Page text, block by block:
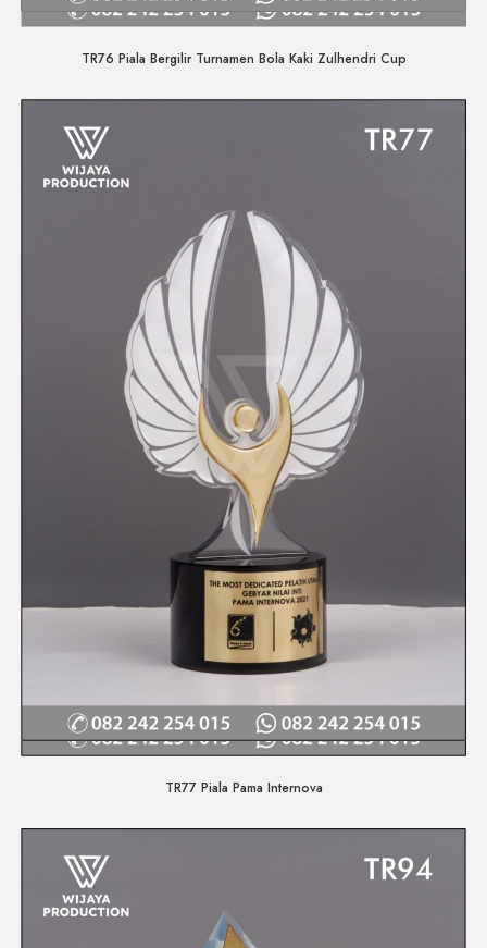
Quick View
TR76 Piala Bergilir Turnamen Bola Kaki Zulhendri Cup
Quick View
TR77 Piala Pama Internova